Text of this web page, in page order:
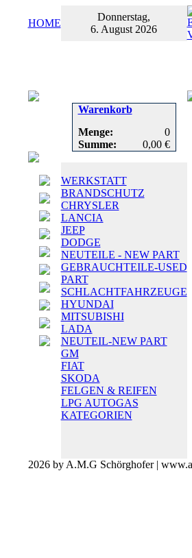
HOME
Donnerstag,
6. August 2026
Warenkorb
Menge:
0
Summe:
0,00 €
WERKSTATT
BRANDSCHUTZ
CHRYSLER
LANCIA
JEEP
DODGE
NEUTEILE - NEW PART
GEBRAUCHTEILE-USED
PART
SCHLACHTFAHRZEUGE
HYUNDAI
MITSUBISHI
LADA
NEUTEIL-NEW PART
GM
FIAT
SKODA
FELGEN & REIFEN
LPG AUTOGAS
KATEGORIEN
2026 by A.M.G Schörghofer |